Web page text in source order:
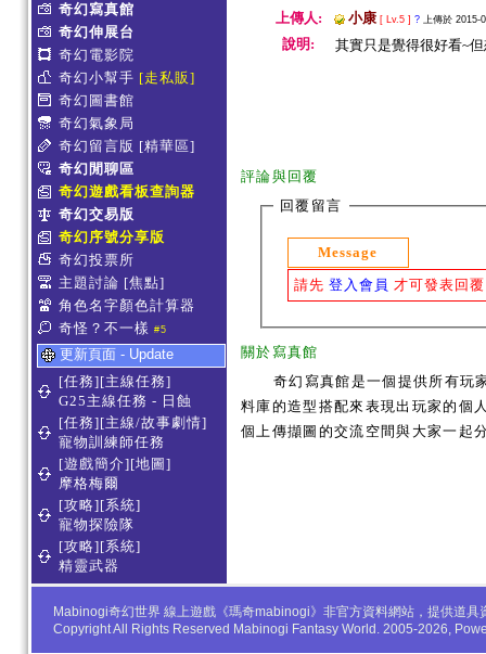
奇幻寫真館
奇幻伸展台
奇幻電影院
奇幻小幫手 [走私販]
奇幻圖書館
奇幻氣象局
奇幻留言版 [精華區]
奇幻閒聊區
奇幻遊戲看板查詢器
奇幻交易版
奇幻序號分享版
奇幻投票所
主題討論 [焦點]
角色名字顏色計算器
奇怪？不一樣 #5
更新頁面 - Update
[任務][主線任務]
G25主線任務 - 日蝕
[任務][主線/故事劇情]
寵物訓練師任務
[遊戲簡介][地圖]
摩格梅爾
[攻略][系統]
寵物探險隊
[攻略][系統]
精靈武器
上傳人: 小康 [ Lv.5 ] ? 上傳於 2015-
說明: 其實只是覺得很好看~
評論與回覆
回覆留言
Message
請先 登入會員 才可發表回
關於寫真館
奇幻寫真館是一個提供所有玩
料庫的造型搭配來表現出玩家的個
個上傳擷圖的交流空間與大家一起
Mabinogi奇幻世界 線上遊戲《瑪奇mabinogi》非官方資料網站，提供道
Copyright All Rights Reserved Mabinogi Fantasy World. 2005-2026,